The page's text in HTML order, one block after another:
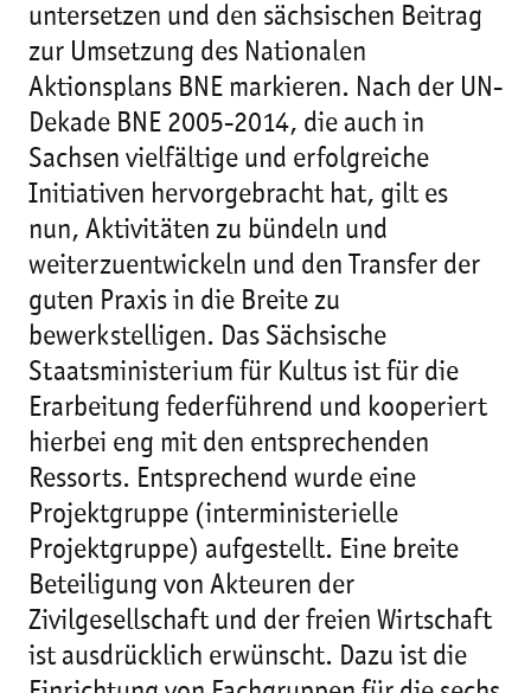
untersetzen und den sächsischen Beitrag
zur Umsetzung des Nationalen
Aktionsplans BNE markieren. Nach der UN-
Dekade BNE 2005-2014, die auch in
Sachsen vielfältige und erfolgreiche
Initiativen hervorgebracht hat, gilt es
nun, Aktivitäten zu bündeln und
weiterzuentwickeln und den Transfer der
guten Praxis in die Breite zu
bewerkstelligen. Das Sächsische
Staatsministerium für Kultus ist für die
Erarbeitung federführend und kooperiert
hierbei eng mit den entsprechenden
Ressorts. Entsprechend wurde eine
Projektgruppe (interministerielle
Projektgruppe) aufgestellt. Eine breite
Beteiligung von Akteuren der
Zivilgesellschaft und der freien Wirtschaft
ist ausdrücklich erwünscht. Dazu ist die